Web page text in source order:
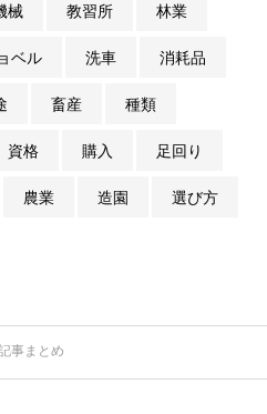
械 教習所 林業
ベル 洗車 消耗品
畜産 種類
資格 購入 足回り
農業 造園 選び方
事まとめ